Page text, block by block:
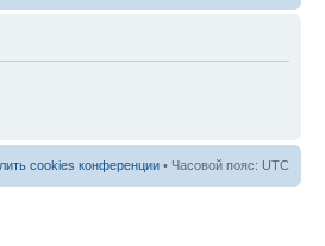
cookies конференции • Часовой пояс: UTC